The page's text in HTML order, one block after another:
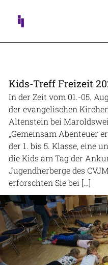
Kids-Treff Freizeit
In der Zeit vom 01.-05.
der evangelischen
Altenstein bei
„Gemeinsam Abenteuer
der 1. bis 5. Klasse, eine
die Kids am Tag der
Jugendherberge des
erforschten Sie bei […]